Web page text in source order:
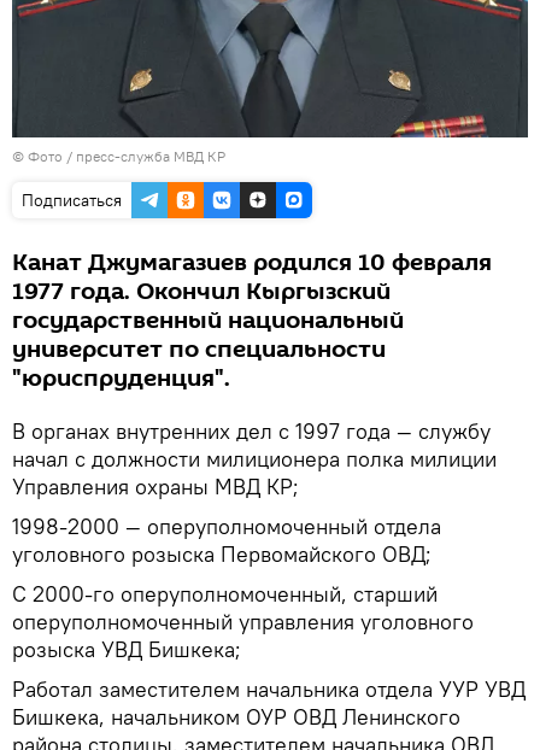
© Фото / пресс-служба МВД КР
Подписаться
Канат Джумагазиев родился 10 февраля
1977 года. Окончил Кыргызский
государственный национальный
университет по специальности
"юриспруденция".
В органах внутренних дел с 1997 года — службу
начал с должности милиционера полка милиции
Управления охраны МВД КР;
1998-2000 — оперуполномоченный отдела
уголовного розыска Первомайского ОВД;
С 2000-го оперуполномоченный, старший
оперуполномоченный управления уголовного
розыска УВД Бишкека;
Работал заместителем начальника отдела УУР УВД
Бишкека, начальником ОУР ОВД Ленинского